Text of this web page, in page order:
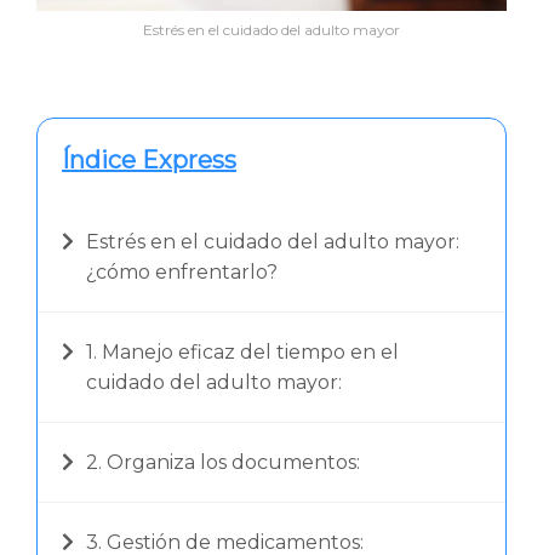
Estrés en el cuidado del adulto mayor
Índice Express
Estrés en el cuidado del adulto mayor:
¿cómo enfrentarlo?
1. Manejo eficaz del tiempo en el
cuidado del adulto mayor:
2. Organiza los documentos:
3. Gestión de medicamentos: